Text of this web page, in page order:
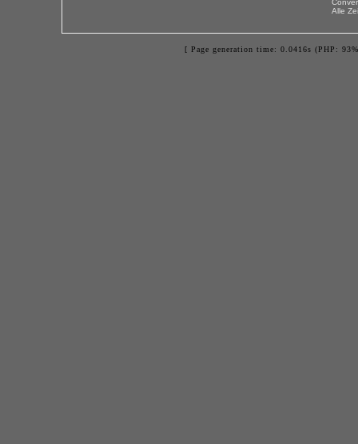
Alle
[ Page generation time: 0.0416s (PHP: